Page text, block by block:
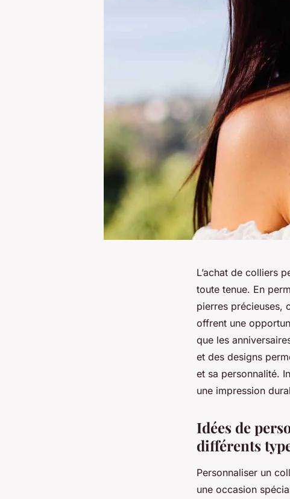
L’achat de colliers
toute tenue. En
pierres précieuses,
offrent une
que les
et des designs
et sa personnalité.
une impression
Idées de
différents
Personnaliser un
une occasion